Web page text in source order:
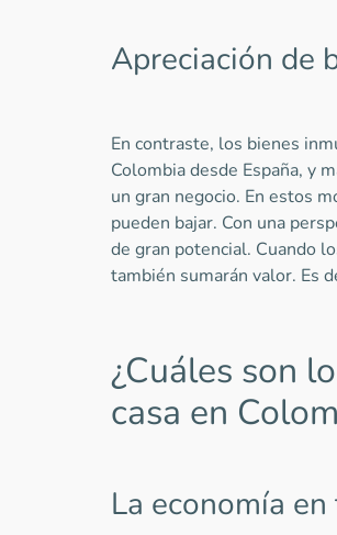
Apreciación de
En contraste, los bienes
Colombia desde España, y
un gran negocio. En estos
pueden bajar. Con una
de gran potencial. Cuando
también sumarán valor. Es
¿Cuáles son
casa en
La economía